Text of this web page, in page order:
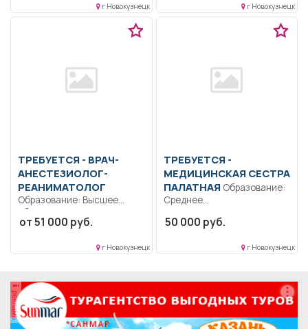
деятельности.. Полный...
г Новокузнецк г Новокузнецк
ТРЕБУЕТСЯ - ВРАЧ-
АНЕСТЕЗИОЛОГ-
РЕАНИМАТОЛОГ
Образование: Высшее
образование — подготовка
кадров высшей
от 51 000 руб.
г Новокузнецк
ТРЕБУЕТСЯ -
МЕДИЦИНСКАЯ СЕСТРА
ПАЛАТНАЯОбразование:
Среднее
образование.. Подготовка к
50 000 руб.
г Новокузнецк
реклама